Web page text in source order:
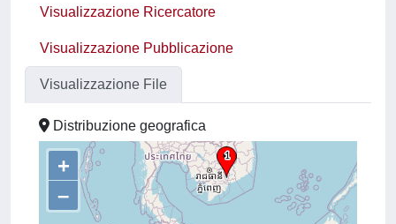
Visualizzazione Ricercatore
Visualizzazione Pubblicazione
Visualizzazione File
Distribuzione geografica
+
–